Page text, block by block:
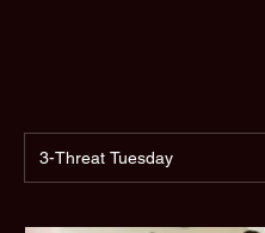
3-Threat Tuesday